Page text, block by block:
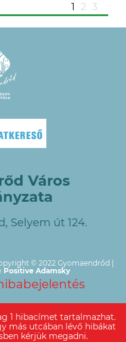
1 2 3
Város
Selyem út 124.
© 2022 Gyomaendrőd |
Positive Adamsky
1 hibacímet tartalmazhat.
más utcában lévő hibákat
kérjük megadni.